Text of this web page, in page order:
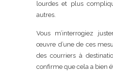
lourdes et plus
autres.
Vous m’interrogiez
œuvre d’une de ces
des courriers à
confirme que cela a bien